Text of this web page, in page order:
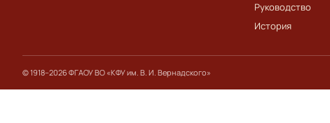
Руководство
История
© 1918–2026 ФГАОУ ВО «КФУ им. В. И. Вернадского»